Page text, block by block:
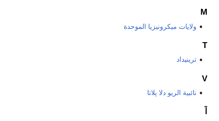
M
ولايات ميكرونيزيا الموحدة
T
ترينيداد
V
نائبية الريو دلا پلاتا